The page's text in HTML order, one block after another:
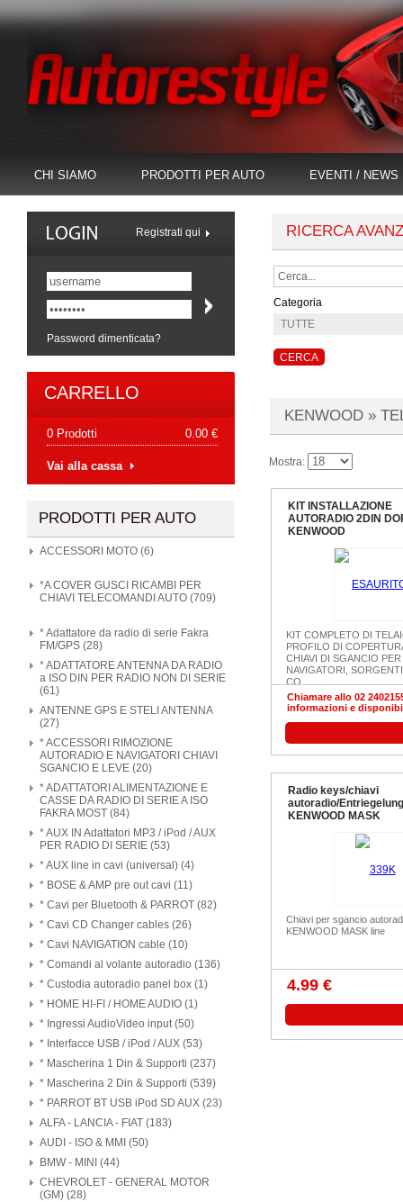
CHI SIAMO PRODOTTI PER AUTO EVENTI / NEWS
PRODOTTI PER AUTO
ACCESSORI MOTO (6)
*A COVER GUSCI RICAMBI PER
CHIAVI TELECOMANDI AUTO (709)
* Adattatore da radio di serie Fakra
FM/GPS (28)
* ADATTATORE ANTENNA DA RADIO
a ISO DIN PER RADIO NON DI SERIE
(61)
ANTENNE GPS E STELI ANTENNA
(27)
* ACCESSORI RIMOZIONE
AUTORADIO E NAVIGATORI CHIAVI
SGANCIO E LEVE (20)
* ADATTATORI ALIMENTAZIONE E
CASSE DA RADIO DI SERIE A ISO
FAKRA MOST (84)
* AUX IN Adattatori MP3 / iPod / AUX
PER RADIO DI SERIE (53)
* AUX line in cavi (universal) (4)
* BOSE & AMP pre out cavi (11)
* Cavi per Bluetooth & PARROT (82)
* Cavi CD Changer cables (26)
* Cavi NAVIGATION cable (10)
* Comandi al volante autoradio (136)
* Custodia autoradio panel box (1)
* HOME HI-FI / HOME AUDIO (1)
* Ingressi AudioVideo input (50)
* Interfacce USB / iPod / AUX (53)
* Mascherina 1 Din & Supporti (237)
* Mascherina 2 Din & Supporti (539)
* PARROT BT USB iPod SD AUX (23)
ALFA - LANCIA - FIAT (183)
AUDI - ISO & MMI (50)
BMW - MINI (44)
CHEVROLET - GENERAL MOTOR
(GM) (28)
Password dimenticata?
Registrati qui
CARRELLO
0 Prodotti 0.00 €
Vai alla cassa
KENWOOD »
RICERCA
Categoria
Mostra:
KIT INSTALLAZIONE
AUTORADIO 2DIN
KENWOOD
KIT COMPLETO DI
PROFILO DI
CHIAVI DI SGANCIO
NAVIGATORI,
CO...
Chiamare allo 02
informazioni e
Radio keys/chiavi
autoradio/Entriegelung
KENWOOD MASK
Chiavi per sgancio
KENWOOD MASK line
4.99 €